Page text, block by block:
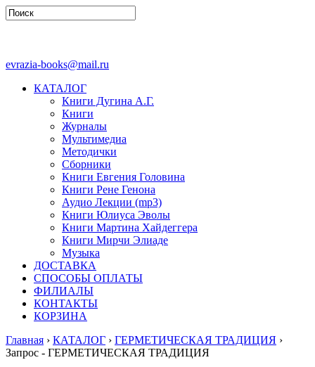
evrazia-books@mail.ru
КАТАЛОГ
Книги Дугина А.Г.
Книги
Журналы
Мультимедиа
Методички
Сборники
Книги Евгения Головина
Книги Рене Генона
Аудио Лекции (mp3)
Книги Юлиуса Эволы
Книги Мартина Хайдеггера
Книги Мирчи Элиаде
Музыка
ДОСТАВКА
СПОСОБЫ ОПЛАТЫ
ФИЛИАЛЫ
КОНТАКТЫ
КОРЗИНА
Главная › КАТАЛОГ › ГЕРМЕТИЧЕСКАЯ ТРАДИЦИЯ ›
Запрос - ГЕРМЕТИЧЕСКАЯ ТРАДИЦИЯ